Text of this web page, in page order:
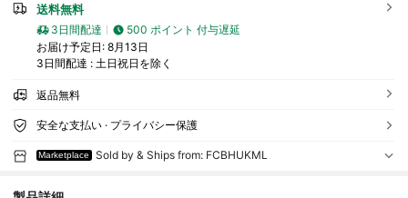
送料無料
3日間配達
500 ポイント 付与遅延
お届け予定日: 8月13日
3日間配達 : 土日祝日を除く
返品無料
安全な支払い · プライバシー保護
Marketplace Sold by & Ships from: FCBHUKML